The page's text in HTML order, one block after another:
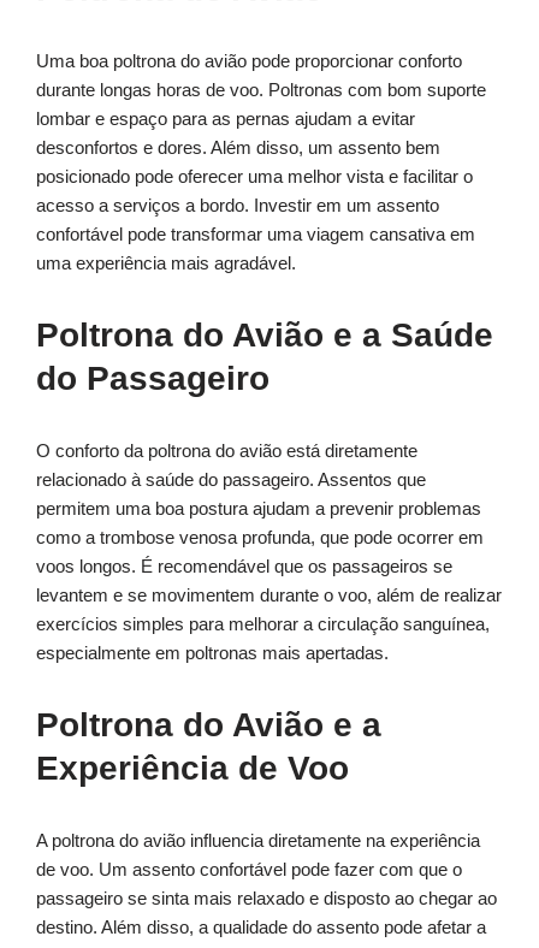
Uma boa poltrona do avião pode proporcionar conforto
durante longas horas de voo. Poltronas com bom suporte
lombar e espaço para as pernas ajudam a evitar
desconfortos e dores. Além disso, um assento bem
posicionado pode oferecer uma melhor vista e facilitar o
acesso a serviços a bordo. Investir em um assento
confortável pode transformar uma viagem cansativa em
uma experiência mais agradável.
Poltrona do Avião e a Saúde
do Passageiro
O conforto da poltrona do avião está diretamente
relacionado à saúde do passageiro. Assentos que
permitem uma boa postura ajudam a prevenir problemas
como a trombose venosa profunda, que pode ocorrer em
voos longos. É recomendável que os passageiros se
levantem e se movimentem durante o voo, além de realizar
exercícios simples para melhorar a circulação sanguínea,
especialmente em poltronas mais apertadas.
Poltrona do Avião e a
Experiência de Voo
A poltrona do avião influencia diretamente na experiência
de voo. Um assento confortável pode fazer com que o
passageiro se sinta mais relaxado e disposto ao chegar ao
destino. Além disso, a qualidade do assento pode afetar a